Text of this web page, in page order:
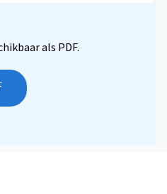
als PDF.